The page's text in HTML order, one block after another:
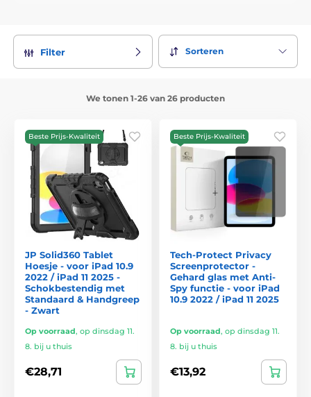
Filter Sorteren
We tonen 1-26 van 26 producten
Beste Prijs-Kwaliteit
JP Solid360 Tablet
Hoesje - voor iPad 10.9
2022 / iPad 11 2025 -
Schokbestendig met
Standaard & Handgreep
- Zwart
Op voorraad, op dinsdag 11.
8. bij u thuis
€28,71
Beste Prijs-Kwaliteit
Tech-Protect Privacy
Screenprotector -
Gehard glas met Anti-
Spy functie - voor iPad
10.9 2022 / iPad 11 2025
Op voorraad, op dinsdag 11.
8. bij u thuis
€13,92